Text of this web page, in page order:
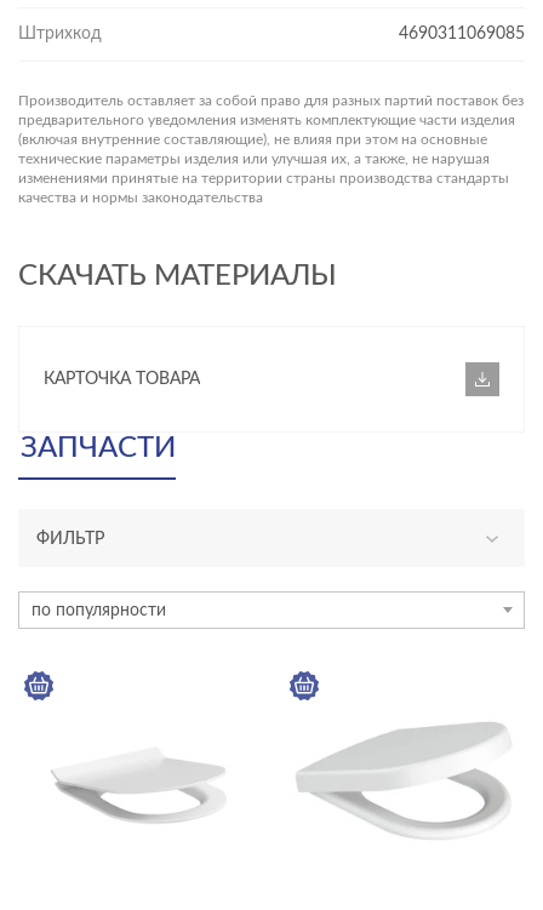
Штрихкод 4690311069085
Производитель оставляет за собой право для разных партий поставок без
предварительного уведомления изменять комплектующие части изделия
(включая внутренние составляющие), не влияя при этом на основные
технические параметры изделия или улучшая их, а также, не нарушая
изменениями принятые на территории страны производства стандарты
качества и нормы законодательства
СКАЧАТЬ МАТЕРИАЛЫ
КАРТОЧКА ТОВАРА
ЗАПЧАСТИ
ФИЛЬТР
унитазы, биде, писсуары
ТИП ПРОДУКТА
ЦЕНА, ₽
по популярности